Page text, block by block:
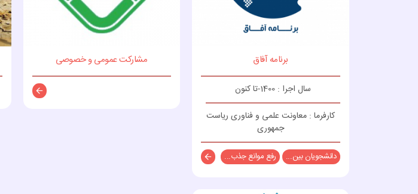
برنامه آفاق
سال اجرا : 1400-تا کنون
کارفرما : معاونت علمی و فناوری ریاست
جمهوری
دانشجویان بین... رفع موانع جذب...
مشارکت عمومی و خصوصی